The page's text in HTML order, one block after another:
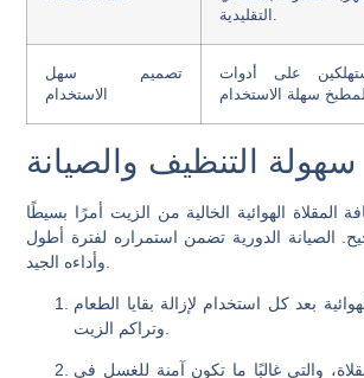
تصميم سهل
الاستخدام
على أدوات
سهولة التنظيف والصيانة
المقلاة الهوائية الخالية من الزيت أمرًا بسيطًا
الصيانة الدورية تضمن استمراره لفترة أطول
بعد كل استخدام لإزالة بقايا الطعام
والتي غالبًا ما تكون آمنة للغسل في